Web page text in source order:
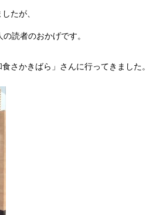
たが、
読者のおかげです。
さかきばら」さんに行ってきました。